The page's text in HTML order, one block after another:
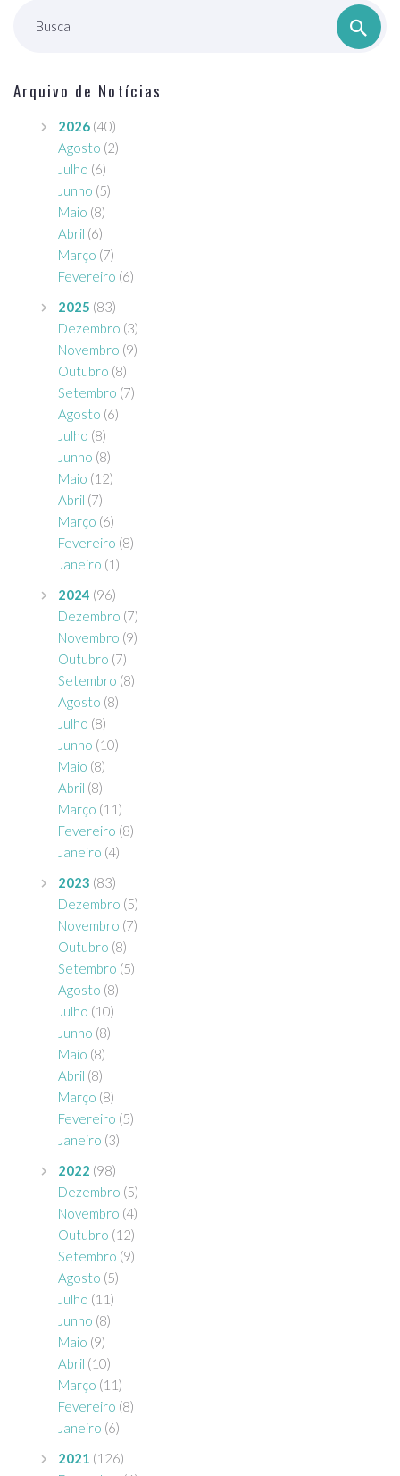
Busca
Arquivo de Notícias
2026 (40)
Agosto (2)
Julho (6)
Junho (5)
Maio (8)
Abril (6)
Março (7)
Fevereiro (6)
2025 (83)
Dezembro (3)
Novembro (9)
Outubro (8)
Setembro (7)
Agosto (6)
Julho (8)
Junho (8)
Maio (12)
Abril (7)
Março (6)
Fevereiro (8)
Janeiro (1)
2024 (96)
Dezembro (7)
Novembro (9)
Outubro (7)
Setembro (8)
Agosto (8)
Julho (8)
Junho (10)
Maio (8)
Abril (8)
Março (11)
Fevereiro (8)
Janeiro (4)
2023 (83)
Dezembro (5)
Novembro (7)
Outubro (8)
Setembro (5)
Agosto (8)
Julho (10)
Junho (8)
Maio (8)
Abril (8)
Março (8)
Fevereiro (5)
Janeiro (3)
2022 (98)
Dezembro (5)
Novembro (4)
Outubro (12)
Setembro (9)
Agosto (5)
Julho (11)
Junho (8)
Maio (9)
Abril (10)
Março (11)
Fevereiro (8)
Janeiro (6)
2021 (126)